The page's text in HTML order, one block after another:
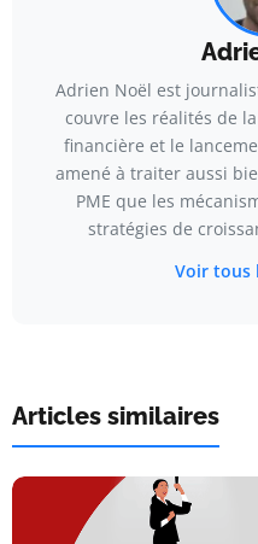
Adrien Noël est
couvre les réalités de
financière et le
amené à traiter aussi
PME que les
stratégies de
Voir tous
Articles similaires